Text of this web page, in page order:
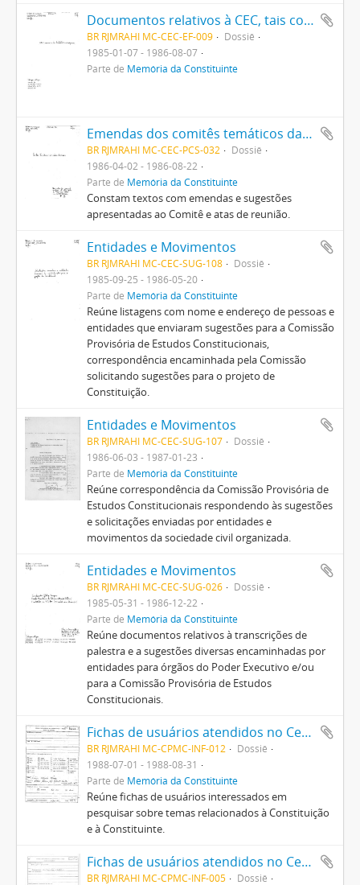
Documentos relativos à CEC, tais como: regimento, normas, propostas de agenda e de cronograma, sugestões sobre estrutura e funcionamento
BR RJMRAHI MC-CEC-EF-009
Dossiê
1985-01-07 - 1986-08-07
Parte de Memória da Constituinte
Emendas dos comitês temáticos da CEC e documentos do Comitê de Disposições Adicionais
BR RJMRAHI MC-CEC-PCS-032
Dossiê
1986-04-02 - 1986-08-22
Parte de Memória da Constituinte
Constam textos com emendas e sugestões
apresentadas ao Comitê e atas de reunião.
Entidades e Movimentos
BR RJMRAHI MC-CEC-SUG-108
Dossiê
1985-09-25 - 1986-05-20
Parte de Memória da Constituinte
Reúne listagens com nome e endereço de pessoas e
entidades que enviaram sugestões para a Comissão
Provisória de Estudos Constitucionais,
correspondência encaminhada pela Comissão
solicitando sugestões para o projeto de
Constituição.
Entidades e Movimentos
BR RJMRAHI MC-CEC-SUG-107
Dossiê
1986-06-03 - 1987-01-23
Parte de Memória da Constituinte
Reúne correspondência da Comissão Provisória de
Estudos Constitucionais respondendo às sugestões
e solicitações enviadas por entidades e
movimentos da sociedade civil organizada.
Entidades e Movimentos
BR RJMRAHI MC-CEC-SUG-026
Dossiê
1985-05-31 - 1986-12-22
Parte de Memória da Constituinte
Reúne documentos relativos à transcrições de
palestra e a sugestões diversas encaminhadas por
entidades para órgãos do Poder Executivo e/ou
para a Comissão Provisória de Estudos
Constitucionais.
Fichas de usuários atendidos no Centro Pró-Memória da Constituinte
BR RJMRAHI MC-CPMC-INF-012
Dossiê
1988-07-01 - 1988-08-31
Parte de Memória da Constituinte
Reúne fichas de usuários interessados em
pesquisar sobre temas relacionados à Constituição
e à Constituinte.
Fichas de usuários atendidos no Centro Pró-Memória da Constituinte
BR RJMRAHI MC-CPMC-INF-005
Dossiê